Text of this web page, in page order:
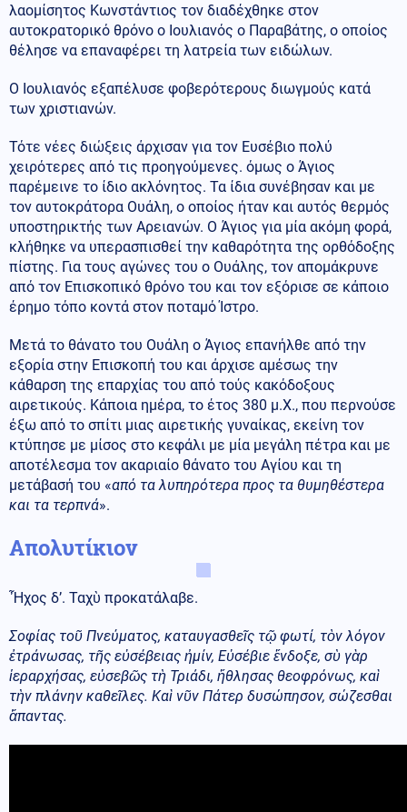
λαομίσητος Κωνστάντιος τον διαδέχθηκε στον
αυτοκρατορικό θρόνο ο Ιουλιανός ο Παραβάτης, ο οποίος
θέλησε να επαναφέρει τη λατρεία των ειδώλων.
Ο Ιουλιανός εξαπέλυσε φοβερότερους διωγμούς κατά
των χριστιανών.
Τότε νέες διώξεις άρχισαν για τον Ευσέβιο πολύ
χειρότερες από τις προηγούμενες. όμως ο Άγιος
παρέμεινε το ίδιο ακλόνητος. Τα ίδια συνέβησαν και με
τον αυτοκράτορα Ουάλη, ο οποίος ήταν και αυτός θερμός
υποστηρικτής των Αρειανών. Ο Άγιος για μία ακόμη φορά,
κλήθηκε να υπερασπισθεί την καθαρότητα της ορθόδοξης
πίστης. Για τους αγώνες του ο Ουάλης, τον απομάκρυνε
από τον Επισκοπικό θρόνο του και τον εξόρισε σε κάποιο
έρημο τόπο κοντά στον ποταμό Ίστρο.
Μετά το θάνατο του Ουάλη ο Άγιος επανήλθε από την
εξορία στην Επισκοπή του και άρχισε αμέσως την
κάθαρση της επαρχίας του από τούς κακόδοξους
αιρετικούς. Κάποια ημέρα, το έτος 380 μ.Χ., που περνούσε
έξω από το σπίτι μιας αιρετικής γυναίκας, εκείνη τον
κτύπησε με μίσος στο κεφάλι με μία μεγάλη πέτρα και με
αποτέλεσμα τον ακαριαίο θάνατο του Αγίου και τη
μετάβασή του «από τα λυπηρότερα προς τα θυμηθέστερα
και τα τερπνά».
Απολυτίκιον
Ἦχος δ’. Ταχὺ προκατάλαβε.
Σοφίας τοῦ Πνεύματος, καταυγασθεῖς τῷ φωτί, τὸν λόγον
ἐτράνωσας, τῆς εὐσέβειας ἠμίν, Εὐσέβιε ἔνδοξε, σὺ γὰρ
ἱεραρχήσας, εὐσεβῶς τὴ Τριάδι, ἤθλησας θεοφρόνως, καὶ
τὴν πλάνην καθεῖλες. Καὶ νῦν Πάτερ δυσώπησον, σώζεσθαι
ἅπαντας.